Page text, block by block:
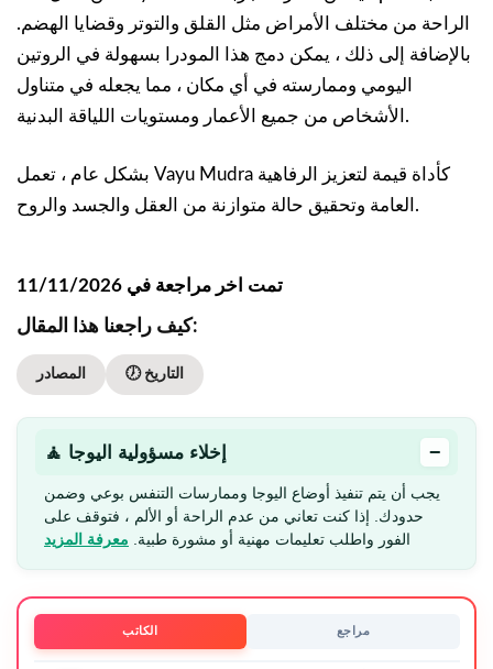
الراحة من مختلف الأمراض مثل القلق والتوتر وقضايا الهضم.
بالإضافة إلى ذلك ، يمكن دمج هذا المودرا بسهولة في الروتين
اليومي وممارسته في أي مكان ، مما يجعله في متناول
الأشخاص من جميع الأعمار ومستويات اللياقة البدنية.
بشكل عام ، تعمل Vayu Mudra كأداة قيمة لتعزيز الرفاهية
العامة وتحقيق حالة متوازنة من العقل والجسد والروح.
تمت اخر مراجعة في 11/11/2026
كيف راجعنا هذا المقال:
المصادر 🕖 التاريخ
🧘 إخلاء مسؤولية اليوجا −
يجب أن يتم تنفيذ أوضاع اليوجا وممارسات التنفس بوعي وضمن
حدودك. إذا كنت تعاني من عدم الراحة أو الألم ، فتوقف على
الفور واطلب تعليمات مهنية أو مشورة طبية. معرفة المزيد
الكاتب مراجع